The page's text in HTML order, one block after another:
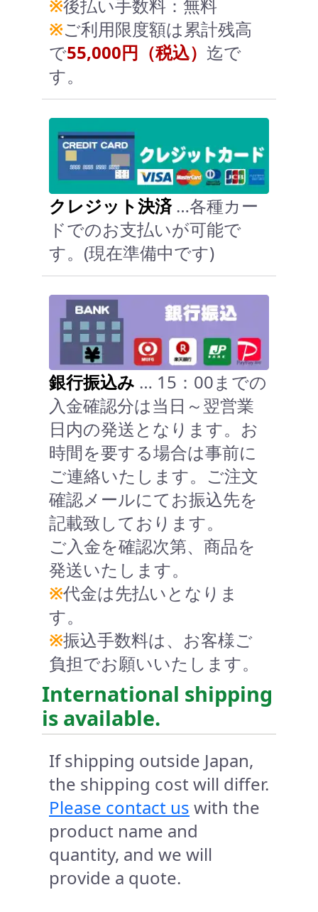
※後払い手数料：無料
※ご利用限度額は累計残高
で55,000円（税込） 迄で
す。
クレジット決済…各種カー
ドでのお支払いが可能で
す。(現在準備中です)
銀行振込み … 15：00までの
入金確認分は当日～翌営業
日内の発送となります。お
時間を要する場合は事前に
ご連絡いたします。ご注文
確認メールにてお振込先を
記載致しております。
ご入金を確認次第、商品を
発送いたします。
※代金は先払いとなりま
す。
※振込手数料は、お客様ご
負担でお願いいたします。
International shipping
is available.
If shipping outside Japan,
the shipping cost will differ.
Please contact us with the
product name and
quantity, and we will
provide a quote.